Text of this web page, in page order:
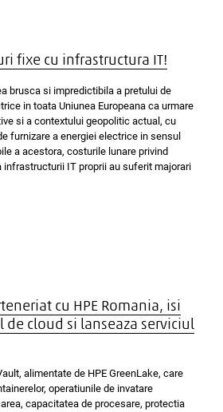
fixe cu infrastructura IT!
brusca si impredictibila a pretului de
in toata Uniunea Europeana ca urmare
si a contextului geopolitic actual, cu
furnizare a energiei electrice in sensul
a acestora, costurile lunare privind
infrastructurii IT proprii au suferit majorari
cu HPE Romania, isi
cloud si lanseaza serviciul
alimentate de HPE GreenLake, care
operatiunile de invatare
capacitatea de procesare, protectia